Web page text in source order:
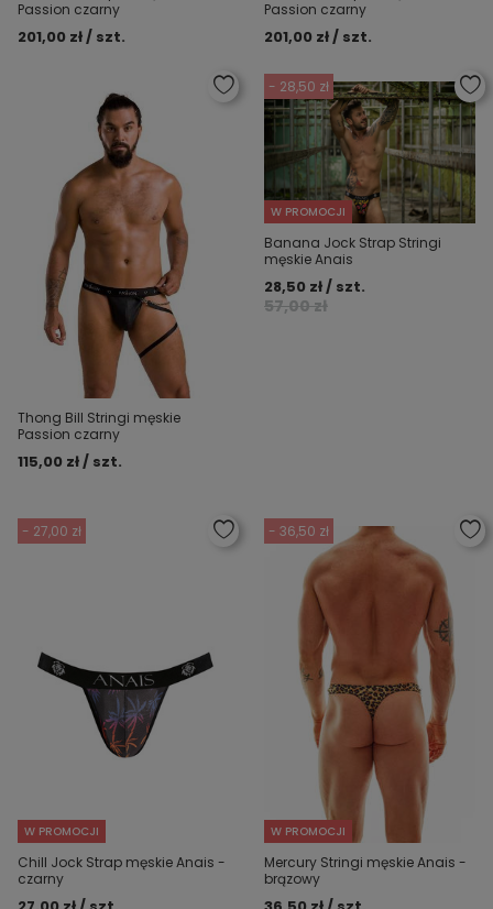
Passion czarny
201,00 zł / szt.
Passion czarny
201,00 zł / szt.
Thong Bill Stringi męskie
Passion czarny
115,00 zł / szt.
- 28,50 zł
W PROMOCJI
Banana Jock Strap Stringi
męskie Anais
57,00 zł
28,50 zł / szt.
- 27,00 zł
W PROMOCJI
Chill Jock Strap męskie Anais -
czarny
- 36,50 zł
W PROMOCJI
Mercury Stringi męskie Anais -
brązowy